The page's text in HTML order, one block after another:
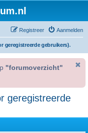
Aanmelden
Registreer
geregistreerde gebruikers).
"forumoverzicht"
geregistreerde